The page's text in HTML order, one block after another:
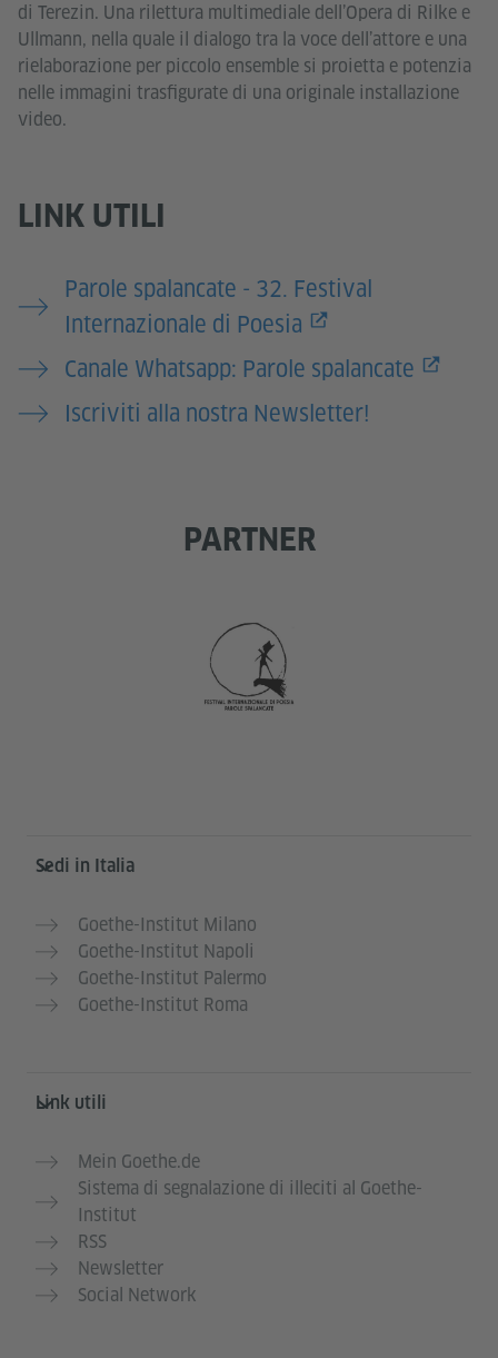
di Terezin. Una rilettura multimediale dell’Opera di Rilke e
Ullmann, nella quale il dialogo tra la voce dell’attore e una
rielaborazione per piccolo ensemble si proietta e potenzia
nelle immagini trasfigurate di una originale installazione
video.
LINK UTILI
Parole spalancate - 32. Festival
Internazionale di Poesia
Canale Whatsapp: Parole spalancate
Iscriviti alla nostra Newsletter!
PARTNER
Service- und Informationsbereich
Sedi in Italia
Goethe-Institut Milano
Goethe-Institut Napoli
Goethe-Institut Palermo
Goethe-Institut Roma
Link utili
Mein Goethe.de
Sistema di segnalazione di illeciti al Goethe-
Institut
RSS
Newsletter
Social Network